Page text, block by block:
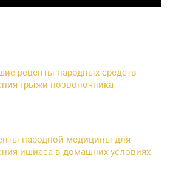
рецепты народных средств
грыжи позвоночника
народной медицины для
ишиаса в домашних условиях